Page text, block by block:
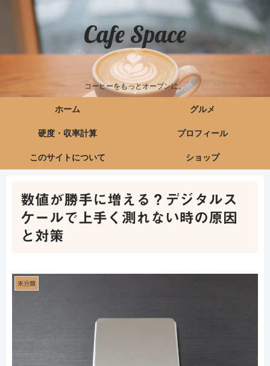
Cafe Space
コーヒーをもっとオープンに。
ホーム グルメ
硬度・収率計算 プロフィール
このサイトについて ショップ
数値が勝手に増える？デジタルス
ケールで上手く測れない時の原因
と対策
未分類